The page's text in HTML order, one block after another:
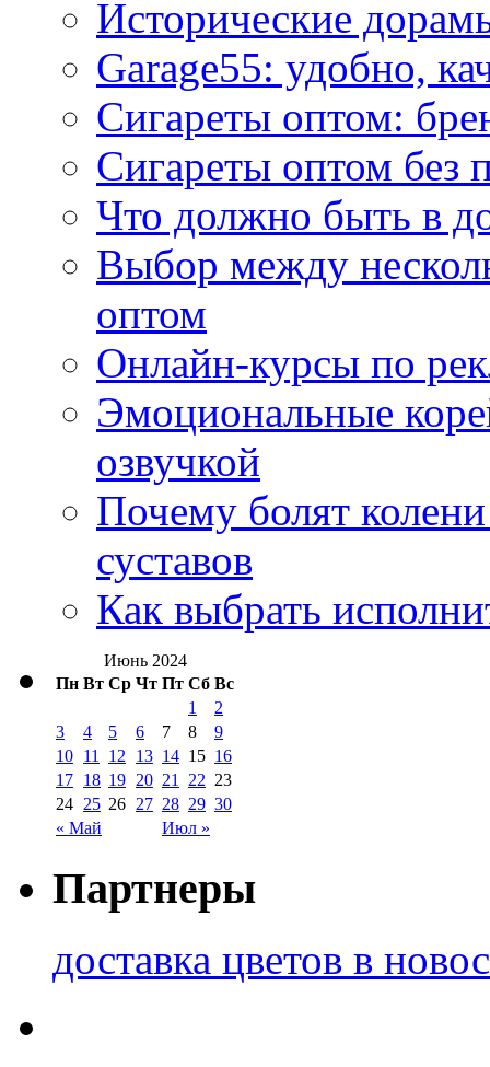
Исторические
Garage55: удобно,
Сигареты оптом:
Сигареты оптом без
Что должно быть в
Выбор между
оптом
Онлайн-курсы по
Эмоциональные
озвучкой
Почему болят
суставов
Как выбрать
Июнь 2024
Пн Вт Ср Чт Пт Сб Вс
« Май Июл »
1
2
3
4 5 6 7 8
9
10 11 12 13 14 15 16
17 18 19 20 21 22 23
24 25 26 27 28 29 30
Партнеры
доставка цветов в